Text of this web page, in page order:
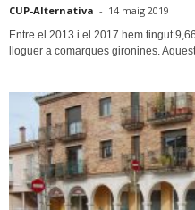
CUP-Alternativa - 14 maig 2019
Entre el 2013 i el 2017 hem tingut
lloguer a comarques gironines.